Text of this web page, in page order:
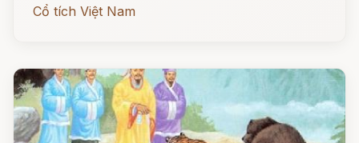
Cổ tích Việt Nam